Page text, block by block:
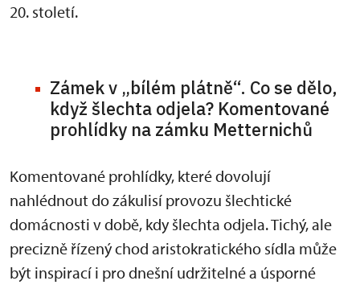
20. století.
Zámek v „bílém plátně“. Co se dělo,
když šlechta odjela? Komentované
prohlídky na zámku Metternichů
Komentované prohlídky, které dovolují
nahlédnout do zákulisí provozu šlechtické
domácnosti v době, kdy šlechta odjela. Tichý, ale
precizně řízený chod aristokratického sídla může
být inspirací i pro dnešní udržitelné a úsporné